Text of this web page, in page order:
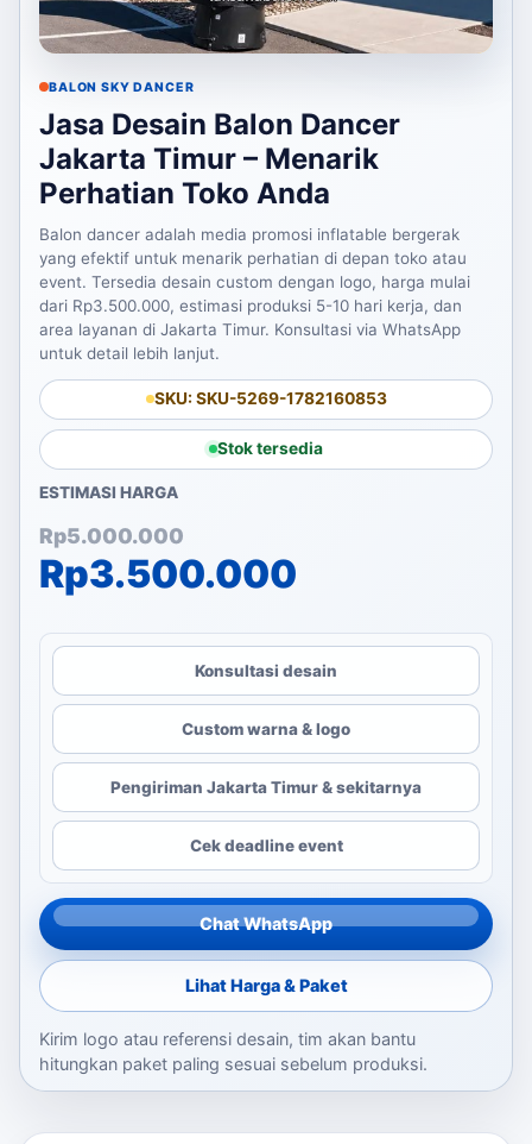
BALON SKY DANCER
Jasa Desain Balon Dancer
Jakarta Timur – Menarik
Perhatian Toko Anda
Balon dancer adalah media promosi inflatable bergerak
yang efektif untuk menarik perhatian di depan toko atau
event. Tersedia desain custom dengan logo, harga mulai
dari Rp3.500.000, estimasi produksi 5-10 hari kerja, dan
area layanan di Jakarta Timur. Konsultasi via WhatsApp
untuk detail lebih lanjut.
SKU: SKU-5269-1782160853
Stok tersedia
ESTIMASI HARGA
Rp5.000.000
Harga aslinya adalah:
Rp3.500.000
Harga saat ini adalah:
Konsultasi desain
Custom warna & logo
Pengiriman Jakarta Timur & sekitarnya
Cek deadline event
Chat WhatsApp
Lihat Harga & Paket
Kirim logo atau referensi desain, tim akan bantu
hitungkan paket paling sesuai sebelum produksi.